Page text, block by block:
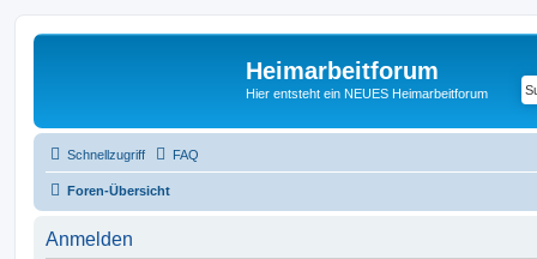
Heimarbeitforum
Hier entsteht ein NEUES Heimarbeitforum
Schnellzugriff FAQ
Foren-Übersicht
Anmelden